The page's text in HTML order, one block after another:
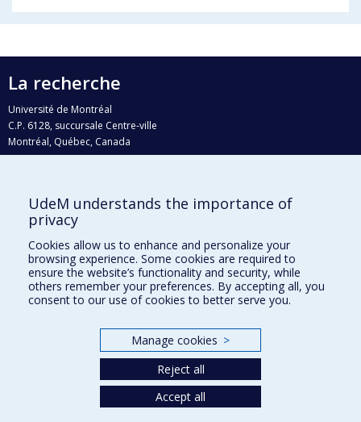
La recherche
Université de Montréal
C.P. 6128, succursale Centre-ville
Montréal, Québec, Canada
H3C 3J7
Qui fait quoi?
Nous trouver
Plan du site
Accessibilité
UdeM understands the importance of
privacy
Cookies allow us to enhance and personalize your
browsing experience. Some cookies are required to
ensure the website’s functionality and security, while
others remember your preferences. By accepting all, you
consent to our use of cookies to better serve you.
Manage cookies >
Reject all
Accept all